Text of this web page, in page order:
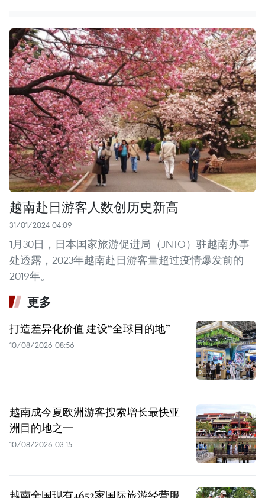
越南赴日游客人数创历史新高
31/01/2024 04:09
1月30日，日本国家旅游促进局（JNTO）驻越南办事
处透露，2023年越南赴日游客量超过疫情爆发前的
2019年。
更多
打造差异化价值 建设“全球目的地”
10/08/2026 08:56
越南成今夏欧洲游客搜索增长最快亚
洲目的地之一
10/08/2026 03:15